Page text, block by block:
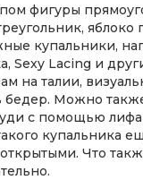
фигуры
яблоко
купальники,
Sexy Lacing и
на талии,
бедер. Можно
с помощью
купальника
Что